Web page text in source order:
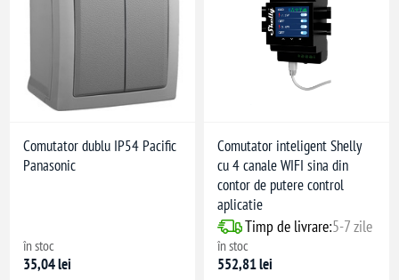
Comutator dublu IP54 Pacific
Panasonic
în stoc
35,04 lei
Comutator inteligent Shelly
cu 4 canale WIFI sina din
contor de putere control
aplicatie
Timp de livrare:5-7 zile
în stoc
552,81 lei